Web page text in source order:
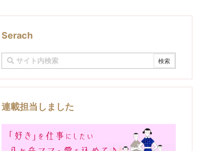
Serach
連載担当しました